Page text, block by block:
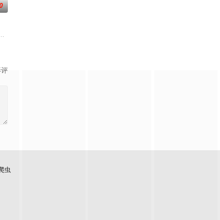
她，我喜欢你，哲学和生物学意义上的
生企业，实业报国的故事。甲午战争后，国家蒙羞，张謇虽高中状元，却渴
虫